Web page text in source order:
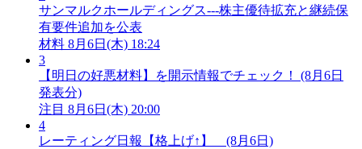
サンマルクホールディングス---株主優待拡充と継続保
有要件追加を公表
材料 8月6日(木) 18:24
3
【明日の好悪材料】を開示情報でチェック！ (8月6日
発表分)
注目 8月6日(木) 20:00
4
レーティング日報【格上げ↑】 (8月6日)